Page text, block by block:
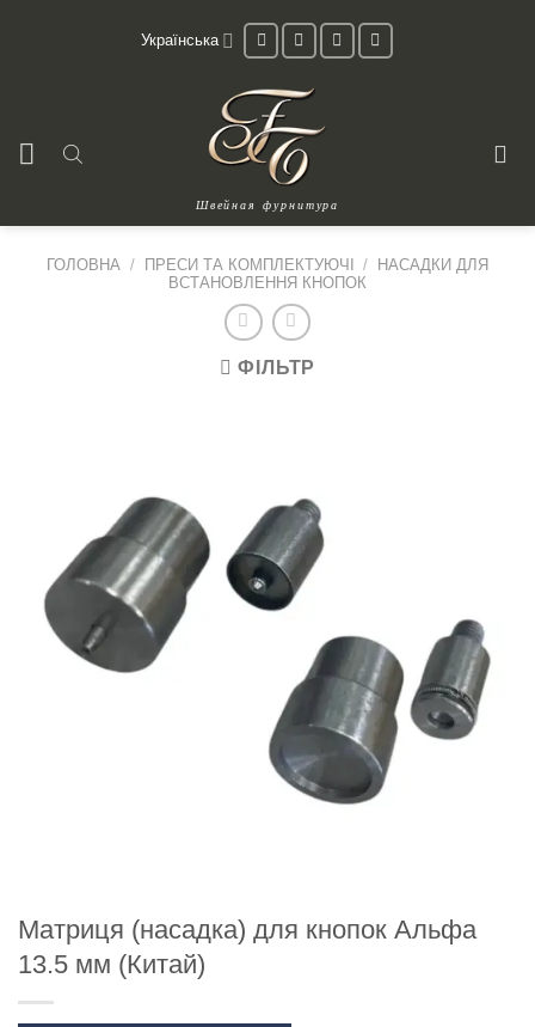
Українська
Швейная фурнитура
ГОЛОВНА / ПРЕСИ ТА КОМПЛЕКТУЮЧІ /
НАСАДКИ ДЛЯ
ВСТАНОВЛЕННЯ КНОПОК
ФІЛЬТР
Матриця (насадка) для кнопок Альфа
13.5 мм (Китай)